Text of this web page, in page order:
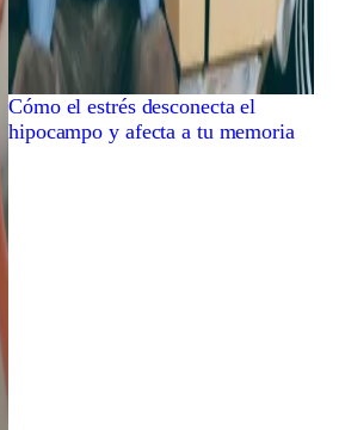
Cómo el estrés desconecta el
hipocampo y afecta a tu memoria